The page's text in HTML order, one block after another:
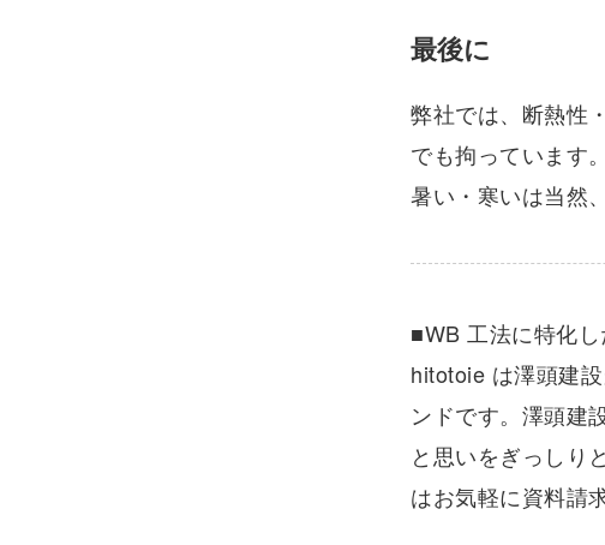
最後に
弊社では、断熱性
でも拘っています。
暑い・寒いは当然
■WB 工法に特化
hitotoie は澤頭建
ンドです。澤頭建
と思いをぎっしり
はお気軽に資料請